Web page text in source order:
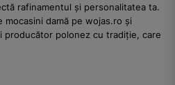
rafinamentul și personalitatea ta.
mocasini damă pe wojas.ro și
polonez cu tradiție, care